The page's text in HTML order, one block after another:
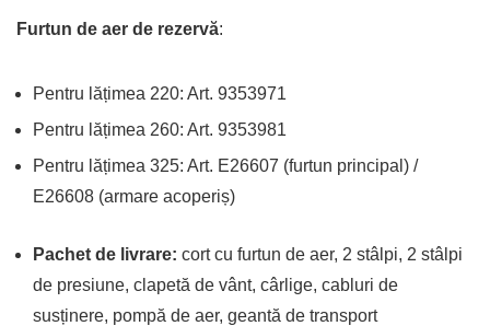
Furtun de aer de rezervă:
Pentru lățimea 220: Art. 9353971
Pentru lățimea 260: Art. 9353981
Pentru lățimea 325: Art. E26607 (furtun principal) /
E26608 (armare acoperiș)
Pachet de livrare: cort cu furtun de aer, 2 stâlpi, 2 stâlpi
de presiune, clapetă de vânt, cârlige, cabluri de
susținere, pompă de aer, geantă de transport